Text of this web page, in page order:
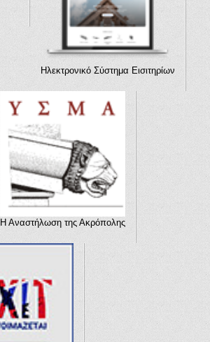
Ηλεκτρονικό Σύστημα Εισιτηρίων
Η Αναστήλωση της Ακρόπολης